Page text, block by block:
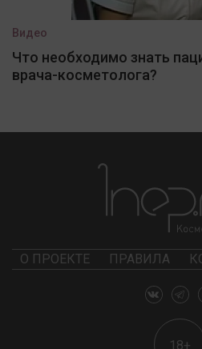
Видео
Что необходимо знать
врача-косметолога?
О ПРОЕКТЕ ПРАВИЛА
18+